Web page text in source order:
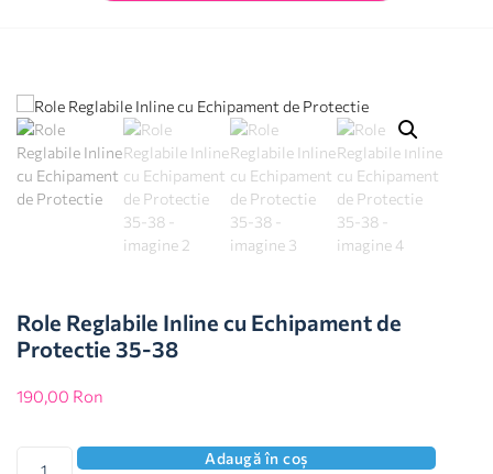
Role Reglabile Inline cu Echipament de
Protectie 35-38
190,00 Ron
Adaugă în coș